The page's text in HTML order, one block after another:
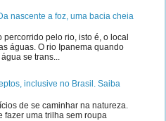
nascente a foz, uma bacia cheia
percorrido pelo rio, isto é, o local
águas. O rio Ipanema quando
se trans...
inclusive no Brasil. Saiba
de se caminhar na natureza.
fazer uma trilha sem roupa